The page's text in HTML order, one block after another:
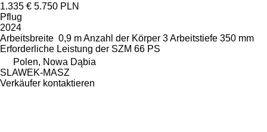
1.335 € 5.750 PLN
Pflug
2024
Arbeitsbreite 0,9 mAnzahl der Körper 3Arbeitstiefe 350 mm
Erforderliche Leistung der SZM 66 PS
Polen, Nowa Dąbia
SLAWEK-MASZ
Verkäufer kontaktieren